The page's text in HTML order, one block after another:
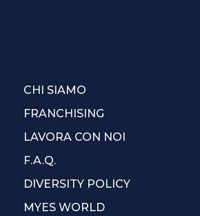
CHI SIAMO
FRANCHISING
LAVORA CON NOI
F.A.Q.
DIVERSITY POLICY
MYES WORLD